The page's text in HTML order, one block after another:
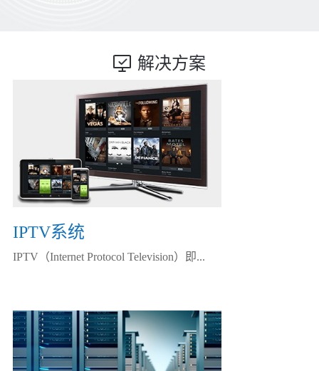
解决方案
IPTV系统
IPTV（Internet Protocol Television）即...